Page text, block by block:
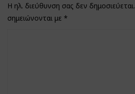
Η ηλ. διεύθυνση σας δεν δημοσιεύεται.
σημειώνονται με *